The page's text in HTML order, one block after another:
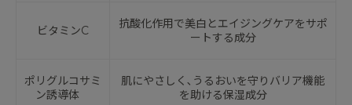
ビタミンC
抗酸化作用で美白とエイジングケアをサポ
ートする成分
ポリグルコサミ
ン誘導体
肌にやさしく､うるおいを守りバリア機能
を助ける保湿成分